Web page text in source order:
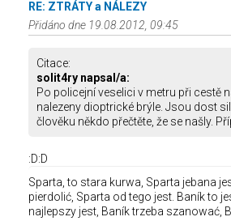
RE: ZTRÁTY a NÁLEZY
Přidáno dne 19.08.2012, 09:45
Citace:
solit4ry napsal/a:
Po policejní veselici v metru při cestě
nalezeny dioptrické brýle. Jsou dost
člověku někdo přečtěte, že se našly.
:D:D
Sparta, to stara kurwa, Sparta jebana
pierdolić, Sparta od tego jest. Baník to
najlepszy jest, Baník trzeba szanować,